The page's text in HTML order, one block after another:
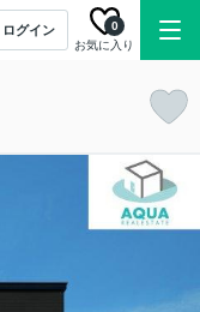
ログイン
お気に入り
0